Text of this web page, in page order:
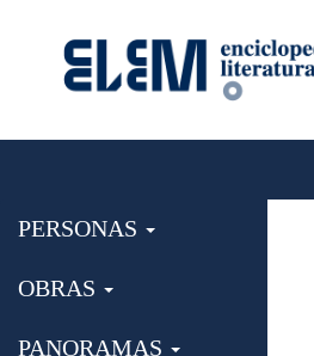
PERSONAS
OBRAS
PANORAMAS